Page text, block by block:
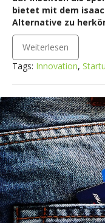
bietet mit dem
Alternative zu
Weiterlesen
Tags: Innovation,